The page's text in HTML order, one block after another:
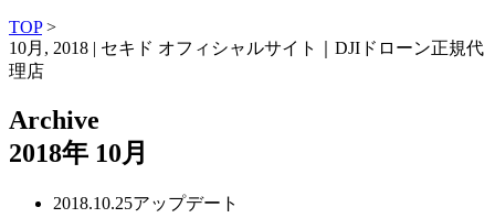
TOP>
10月, 2018 | セキド オフィシャルサイト｜DJIドローン正規代
理店
Archive
2018年 10月
2018.10.25アップデート